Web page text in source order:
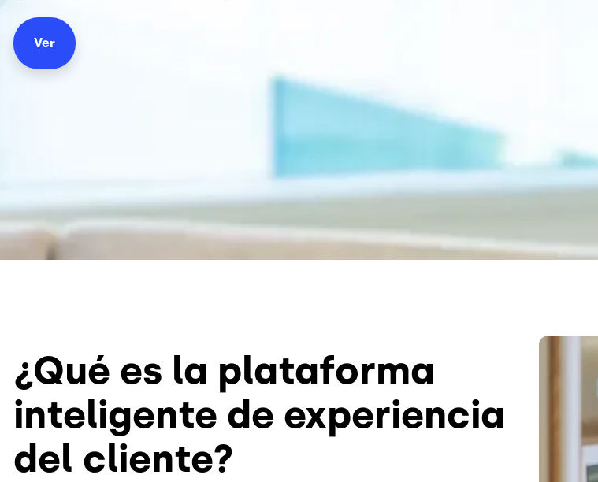
Ver
¿Qué es la plataforma
inteligente de experiencia
del cliente?
Image